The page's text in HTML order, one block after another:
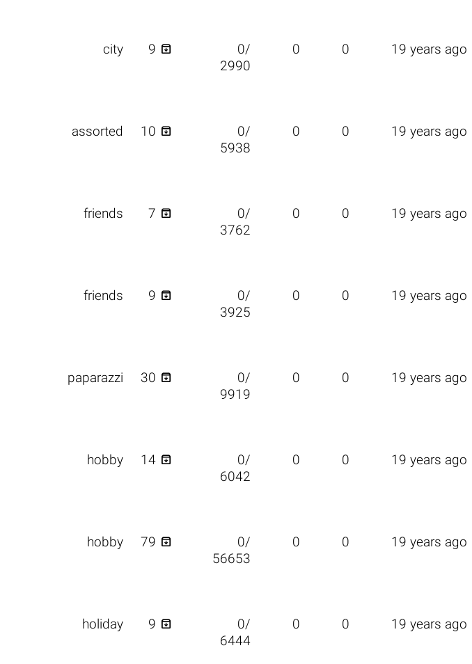
city 9 
0/
2990
0 0 19 years ago
assorted 10 
0/
5938
0 0 19 years ago
friends 7 
0/
3762
0 0 19 years ago
friends 9 
0/
3925
0 0 19 years ago
paparazzi 30 
0/
9919
0 0 19 years ago
hobby 14 
0/
6042
0 0 19 years ago
hobby 79 
0/
56653
0 0 19 years ago
holiday 9 
0/
6444
0 0 19 years ago